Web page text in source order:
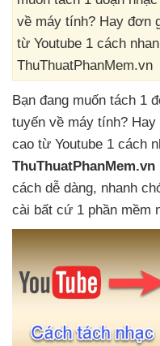
về máy tính? Hay đơn
từ Youtube 1 cách
Bạn đang muốn tách 1
tuyến về máy tính?
cao từ Youtube 1 cách
ThuThuatPhanMem.vn
cách dễ dàng, nhanh
cài bất cứ 1 phần mềm